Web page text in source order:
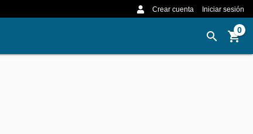
Crear cuenta Iniciar sesión
0